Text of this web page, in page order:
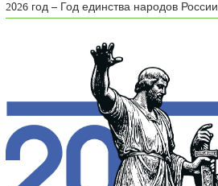
2026 год – Год единства народов России